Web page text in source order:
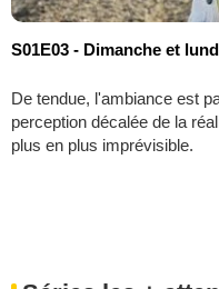
S01E03 - Dimanche et
De tendue, l'ambiance est
perception décalée de la
plus en plus imprévisible.